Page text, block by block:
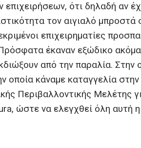
ότι δηλαδή αν
τον αιγιαλό μπροστά
επιχειρηματίες
έκαναν εξώδικο
από την παραλία. Στην
οποία κάναμε καταγγελία στην
Περιβαλλοντικής Μελέτης
ώστε να ελεγχθεί όλη αυτή η